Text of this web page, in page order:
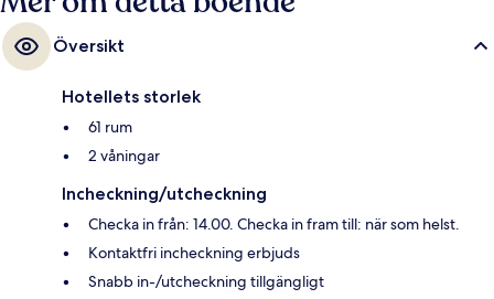
Översikt
Hotellets storlek
61 rum
2 våningar
Incheckning/utcheckning
Checka in från: 14.00. Checka in fram till: när som helst.
Kontaktfri incheckning erbjuds
Snabb in-/utcheckning tillgängligt